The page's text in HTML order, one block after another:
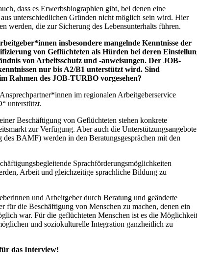
dass es Erwerbsbiographien gibt, bei denen eine
unterschiedlichen Gründen nicht möglich sein wird. Hier
werden, die zur Sicherung des Lebensunterhalts führen.
insbesondere mangelnde Kenntnisse der
von Geflüchteten als Hürden bei deren
von Arbeitsschutz und -anweisungen. Der JOB-
nur bis A2/B1 unterstützt wird. Sind
Rahmen des JOB-TURBO vorgesehen?
im regionalen Arbeitgeberservice
unterstützt.
Beschäftigung von Geflüchteten stehen konkrete
zur Verfügung. Aber auch die Unterstützungsangebote
BAMF) werden in den Beratungsgesprächen mit den
Sprachförderungsmöglichkeiten
Arbeit und gleichzeitige sprachliche Bildung zu
und Arbeitgeber durch Beratung und geänderte
für die Beschäftigung von Menschen zu machen, denen ein
war. Für die geflüchteten Menschen ist es die
und soziokulturelle Integration ganzheitlich zu
das Interview!